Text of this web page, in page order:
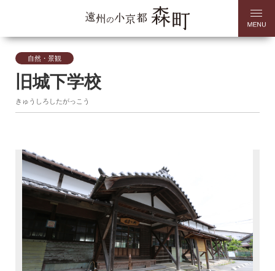
自然・景観
旧城下学校
きゅうしろしたがっこう